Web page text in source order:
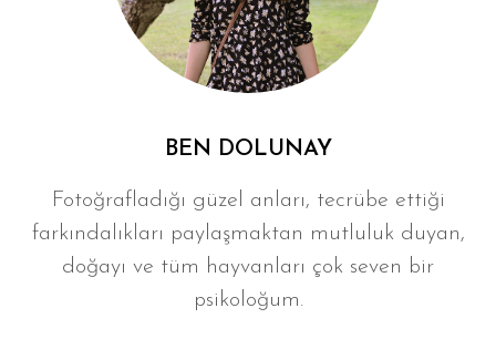
BEN DOLUNAY
Fotoğrafladığı güzel anları, tecrübe ettiği
farkındalıkları paylaşmaktan mutluluk duyan,
doğayı ve tüm hayvanları çok seven bir
psikoloğum.